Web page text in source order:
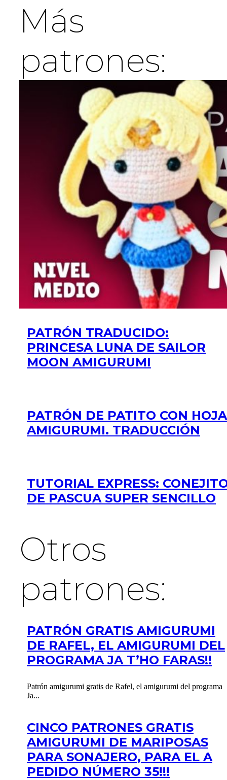
Más
patrones:
PATRÓN TRADUCIDO:
PRINCESA LUNA DE SAILOR
MOON AMIGURUMI
PATRÓN DE PATITO CON HOJA
AMIGURUMI. TRADUCCIÓN
TUTORIAL EXPRESS:
DE PASCUA SUPER SENCILLO
Otros
patrones:
PATRÓN GRATIS AMIGURUMI
DE RAFEL, EL AMIGURUMI DEL
PROGRAMA JA T’HO FARAS!!
Patrón amigurumi gratis de Rafel, el amigurumi del programa
Ja...
CINCO PATRONES GRATIS
AMIGURUMI DE MARIPOSAS
PARA SONAJERO, PARA EL A
PEDIDO NÚMERO 35!!!